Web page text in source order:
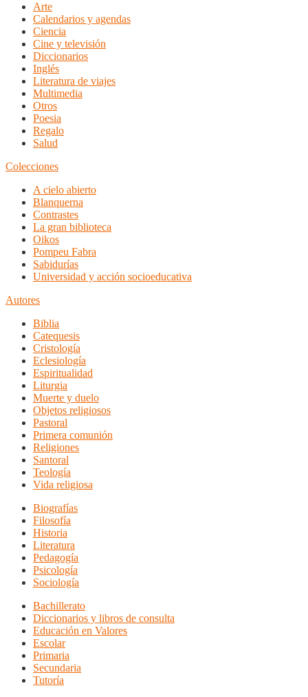
Arte
Calendarios y agendas
Ciencia
Cine y televisión
Diccionarios
Inglés
Literatura de viajes
Multimedia
Otros
Poesia
Regalo
Salud
Colecciones
A cielo abierto
Blanquerna
Contrastes
La gran biblioteca
Oikos
Pompeu Fabra
Sabidurías
Universidad y acción socioeducativa
Autores
Biblia
Catequesis
Cristología
Eclesiología
Espiritualidad
Liturgia
Muerte y duelo
Objetos religiosos
Pastoral
Primera comunión
Religiones
Santoral
Teología
Vida religiosa
Biografías
Filosofía
Historia
Literatura
Pedagogía
Psicología
Sociología
Bachillerato
Diccionarios y libros de consulta
Educación en Valores
Escolar
Primaria
Secundaria
Tutoría